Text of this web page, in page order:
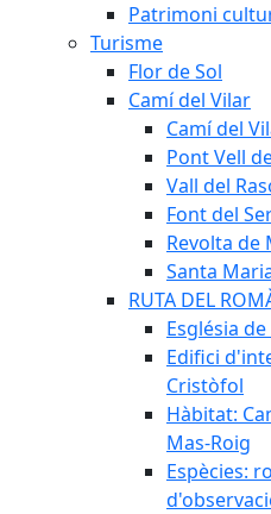
Patrimoni
Turisme
Flor de Sol
Camí del Vilar
Camí del
Pont Vell
Vall del
Font del
Revolta de
Santa
RUTA DEL
Església
Edifici
Cristòfol
Hàbitat:
Mas-Roig
Espècies: